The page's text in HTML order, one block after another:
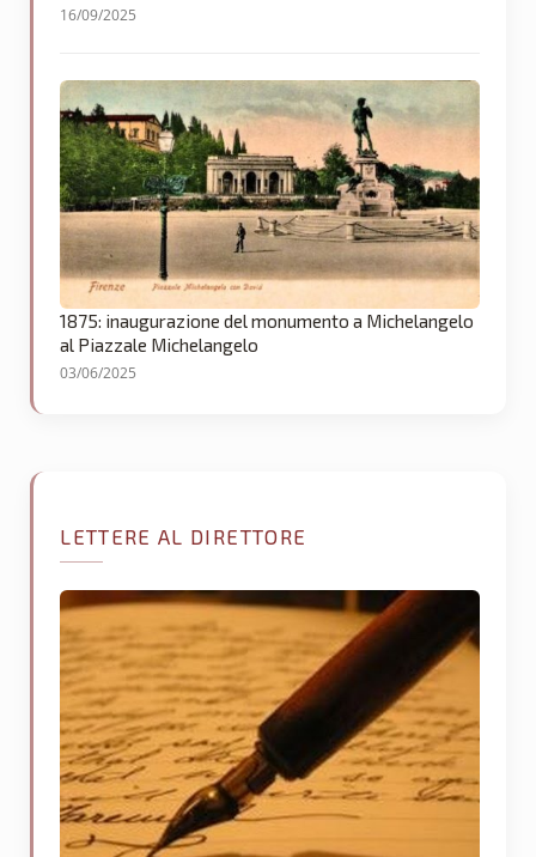
16/09/2025
1875: inaugurazione del monumento a Michelangelo
al Piazzale Michelangelo
03/06/2025
LETTERE AL DIRETTORE